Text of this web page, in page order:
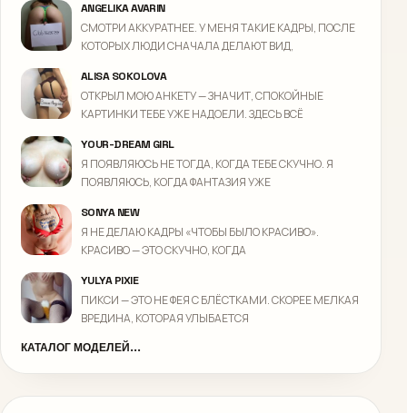
ANGELIKA AVARIN
СМОТРИ АККУРАТНЕЕ. У МЕНЯ ТАКИЕ КАДРЫ, ПОСЛЕ
КОТОРЫХ ЛЮДИ СНАЧАЛА ДЕЛАЮТ ВИД,
ALISA SOKOLOVA
ОТКРЫЛ МОЮ АНКЕТУ — ЗНАЧИТ, СПОКОЙНЫЕ
КАРТИНКИ ТЕБЕ УЖЕ НАДОЕЛИ. ЗДЕСЬ ВСЁ
YOUR-DREAM GIRL
Я ПОЯВЛЯЮСЬ НЕ ТОГДА, КОГДА ТЕБЕ СКУЧНО. Я
ПОЯВЛЯЮСЬ, КОГДА ФАНТАЗИЯ УЖЕ
SONYA NEW
Я НЕ ДЕЛАЮ КАДРЫ «ЧТОБЫ БЫЛО КРАСИВО».
КРАСИВО — ЭТО СКУЧНО, КОГДА
YULYA PIXIE
ПИКСИ — ЭТО НЕ ФЕЯ С БЛЁСТКАМИ. СКОРЕЕ МЕЛКАЯ
ВРЕДИНА, КОТОРАЯ УЛЫБАЕТСЯ
КАТАЛОГ МОДЕЛЕЙ...